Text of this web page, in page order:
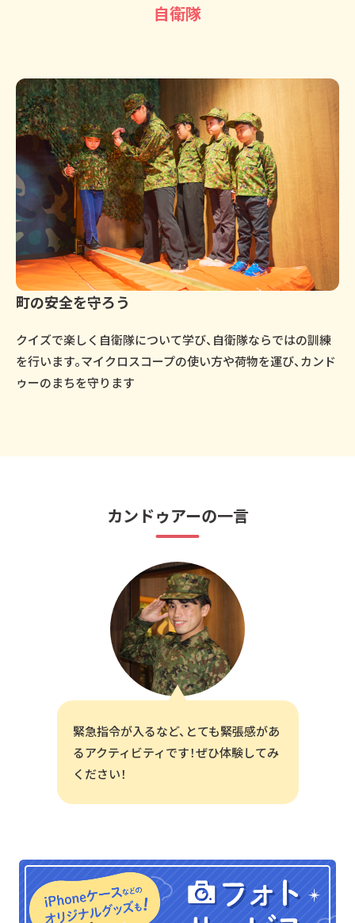
自衛隊
町の安全を守ろう
クイズで楽しく自衛隊について学び、自衛隊ならではの訓練
を行います。マイクロスコープの使い方や荷物を運び、カンド
ゥーのまちを守ります
カンドゥアーの一言
緊急指令が入るなど、とても緊張感があ
るアクティビティです！ぜひ体験してみ
ください！